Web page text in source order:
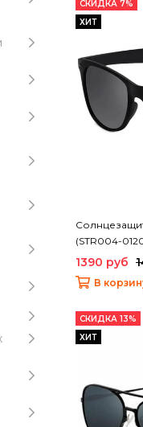
СКИДКА 7%
ХИТ
(STR004-
1390 руб
В
СКИДКА 13%
ХИТ